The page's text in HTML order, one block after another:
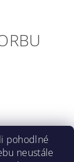
pohodlné
neustále